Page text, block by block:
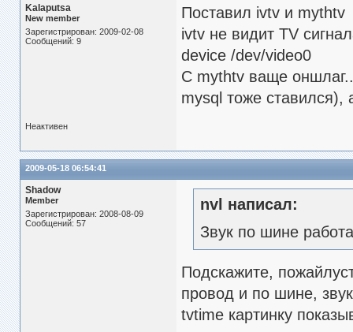
Kalaputsa
New member
Зарегистрирован: 2009-02-08
Сообщений: 9
Поставил ivtv и mythtv
ivtv не видит TV
device /dev/video0
С mythtv ваще
mysql тоже ставился),
Неактивен
2009-05-18 06:54:41
Shadow
Member
Зарегистрирован: 2008-08-09
Сообщений: 57
nvl написал:
Звук по шине
Подскажите,
провод и по шине,
tvtime картинку